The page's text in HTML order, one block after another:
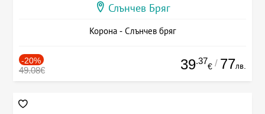
Слънчев Бряг
Корона - Слънчев бряг
-20%
49.08€ 39.37
€ / 77лв.